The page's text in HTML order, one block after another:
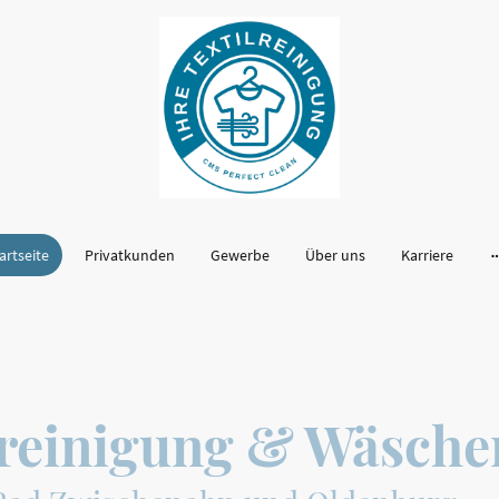
Privatkunden Gewerbe Über uns Karriere
&